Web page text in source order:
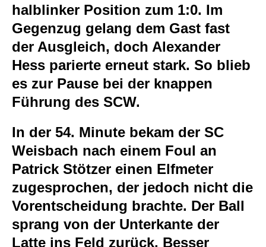
halblinker Position zum 1:0. Im
Gegenzug gelang dem Gast fast
der Ausgleich, doch Alexander
Hess parierte erneut stark. So blieb
es zur Pause bei der knappen
Führung des SCW.
In der 54. Minute bekam der SC
Weisbach nach einem Foul an
Patrick Stötzer einen Elfmeter
zugesprochen, der jedoch nicht die
Vorentscheidung brachte. Der Ball
sprang von der Unterkante der
Latte ins Feld zurück. Besser